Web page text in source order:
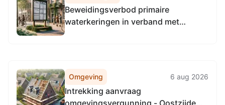
Beweidingsverbod primaire
waterkeringen in verband met
Omgeving 6 aug 2026
Intrekking aanvraag
omgevingsvergunning - Oostzijde